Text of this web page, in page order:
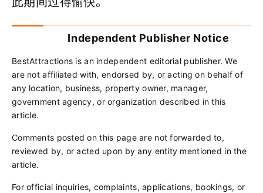
Independent Publisher Notice
BestAttractions is an independent editorial publisher. We
are not affiliated with, endorsed by, or acting on behalf of
any location, business, property owner, manager,
government agency, or organization described in this
article.
Comments posted on this page are not forwarded to,
reviewed by, or acted upon by any entity mentioned in the
article.
For official inquiries, complaints, applications, bookings, or